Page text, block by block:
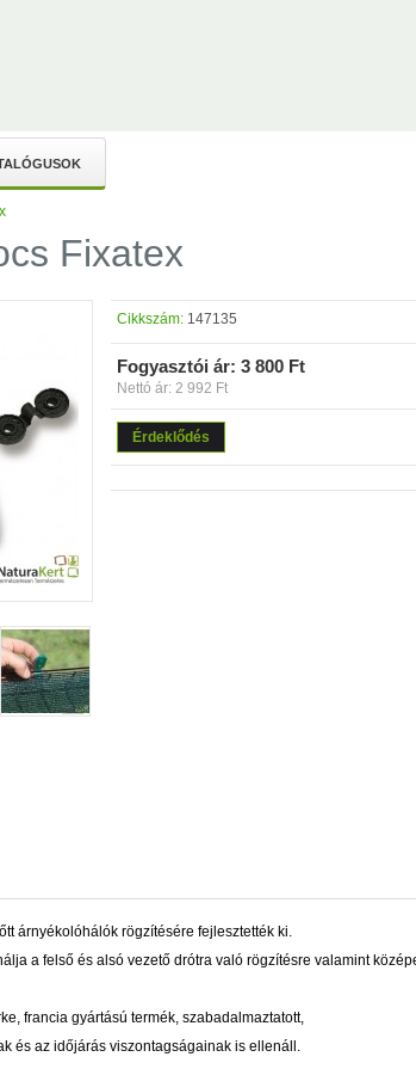
Fixatex
Cikkszám: 147135
Fogyasztói ár: 3 800 Ft
Nettó ár: 2 992 Ft
Érdeklődés
árnyékolóhálók rögzítésére fejlesztették ki.
a felső és alsó vezető drótra való rögzítésre valamint
francia gyártású termék, szabadalmaztatott,
és az időjárás viszontagságainak is ellenáll.